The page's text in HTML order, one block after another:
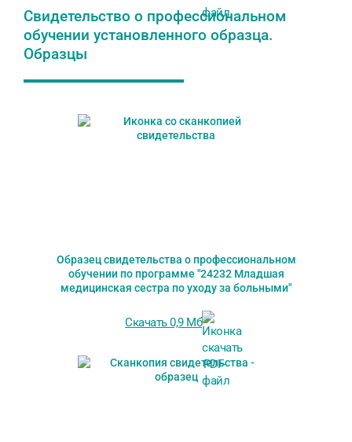
Свидетельство о профессиональном
обучении установленного образца.
Образцы
Образец свидетельства о профессиональном
обучении по программе "24232 Младшая
медицинская сестра по уходу за больными"
Скачать 0,9 Мб